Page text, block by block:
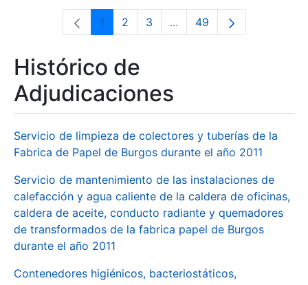
Página
1 Página
2 Página
3 ...Páginas intermedias Use
Página
49
Histórico de
Adjudicaciones
Servicio de limpieza de colectores y tuberías de la
Fabrica de Papel de Burgos durante el año 2011
Servicio de mantenimiento de las instalaciones de
calefacción y agua caliente de la caldera de oficinas,
caldera de aceite, conducto radiante y quemadores
de transformados de la fabrica papel de Burgos
durante el año 2011
Contenedores higiénicos, bacteriostáticos,